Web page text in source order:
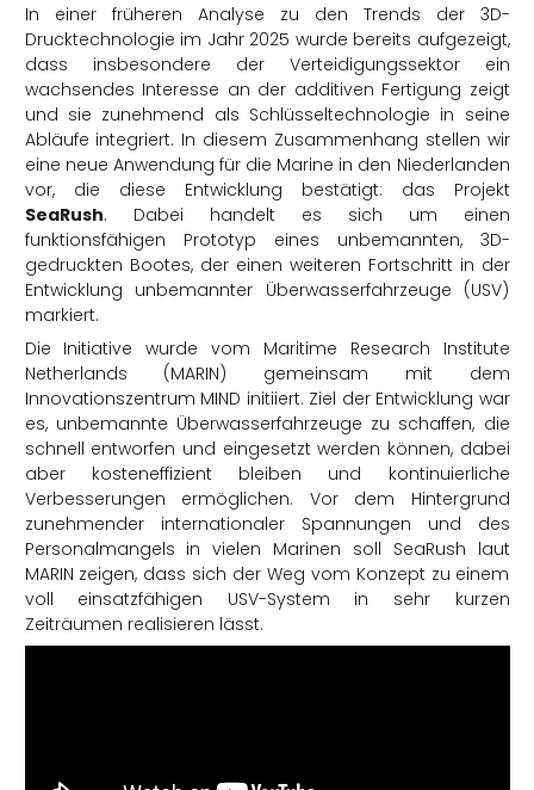
In einer früheren Analyse zu den Trends der 3D-
Drucktechnologie im Jahr 2025 wurde bereits aufgezeigt,
dass insbesondere der Verteidigungssektor ein
wachsendes Interesse an der additiven Fertigung zeigt
und sie zunehmend als Schlüsseltechnologie in seine
Abläufe integriert. In diesem Zusammenhang stellen wir
eine neue Anwendung für die Marine in den Niederlanden
vor, die diese Entwicklung bestätigt: das Projekt
SeaRush. Dabei handelt es sich um einen
funktionsfähigen Prototyp eines unbemannten, 3D-
gedruckten Bootes, der einen weiteren Fortschritt in der
Entwicklung unbemannter Überwasserfahrzeuge (USV)
markiert.
Die Initiative wurde vom Maritime Research Institute
Netherlands (MARIN) gemeinsam mit dem
Innovationszentrum MIND initiiert. Ziel der Entwicklung war
es, unbemannte Überwasserfahrzeuge zu schaffen, die
schnell entworfen und eingesetzt werden können, dabei
aber kosteneffizient bleiben und kontinuierliche
Verbesserungen ermöglichen. Vor dem Hintergrund
zunehmender internationaler Spannungen und des
Personalmangels in vielen Marinen soll SeaRush laut
MARIN zeigen, dass sich der Weg vom Konzept zu einem
voll einsatzfähigen USV-System in sehr kurzen
Zeiträumen realisieren lässt.